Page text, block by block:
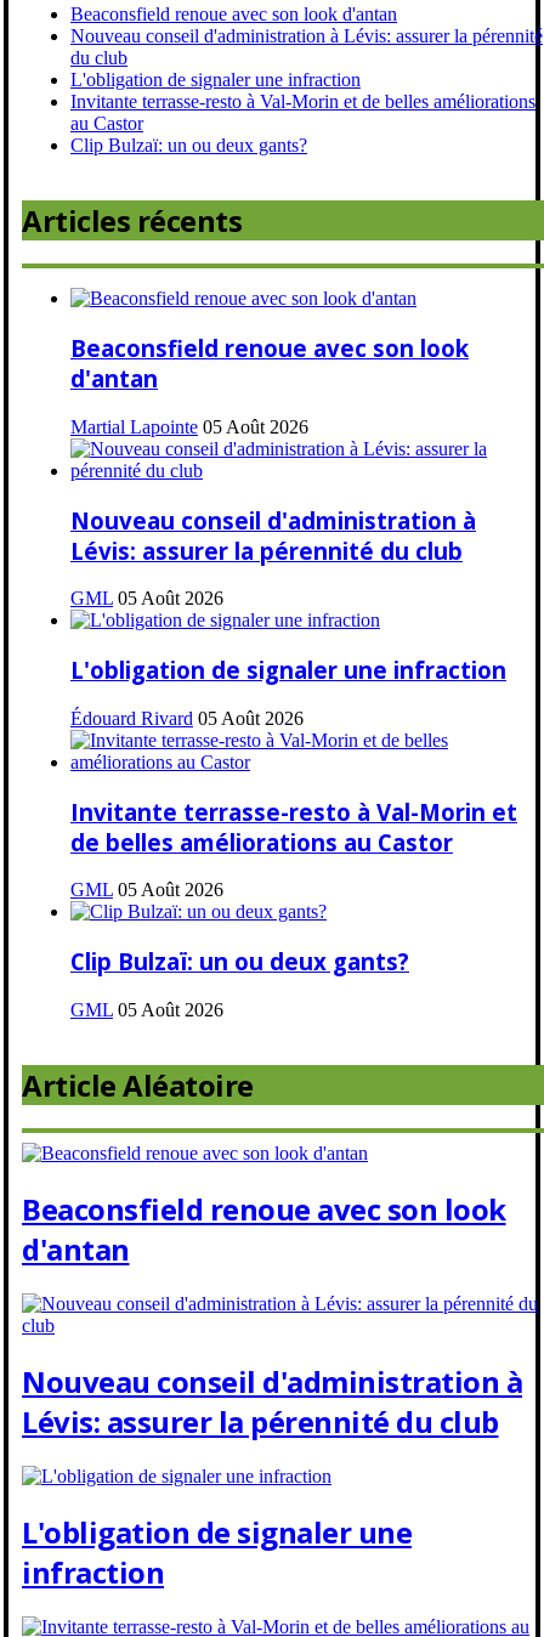
Beaconsfield renoue avec son look d'antan
Nouveau conseil d'administration à Lévis: assurer la pérennité
du club
L'obligation de signaler une infraction
Invitante terrasse-resto à Val-Morin et de belles améliorations
au Castor
Clip Bulzaï: un ou deux gants?
Articles récents
Beaconsfield renoue avec son look
d'antan
Martial Lapointe 05 Août 2026
Nouveau conseil d'administration à
Lévis: assurer la pérennité du club
GML 05 Août 2026
L'obligation de signaler une infraction
Édouard Rivard 05 Août 2026
Invitante terrasse-resto à Val-Morin et
de belles améliorations au Castor
GML 05 Août 2026
Clip Bulzaï: un ou deux gants?
GML 05 Août 2026
Article Aléatoire
Beaconsfield renoue avec son look
d'antan
Nouveau conseil d'administration à
Lévis: assurer la pérennité du club
L'obligation de signaler une
infraction